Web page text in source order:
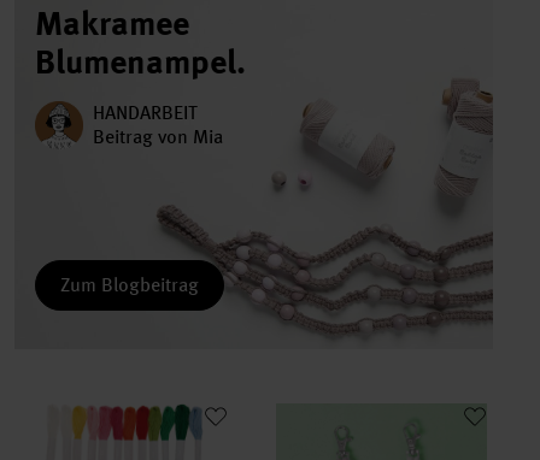
Makramee
Blumenampel.
HANDARBEIT
Beitrag von Mia
Zum Blogbeitrag
Stickgarn Set Multicolour Classic Bastelanleitung